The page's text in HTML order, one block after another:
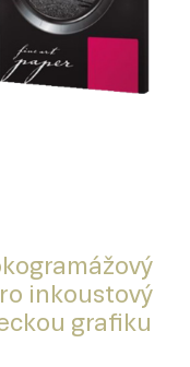
inkoustový
grafiku